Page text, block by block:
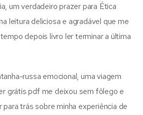
um verdadeiro prazer para Ética
leitura deliciosa e agradável que me
depois livro ler terminar a última
russa emocional, uma viagem
grátis pdf me deixou sem fôlego e
trás sobre minha experiência de